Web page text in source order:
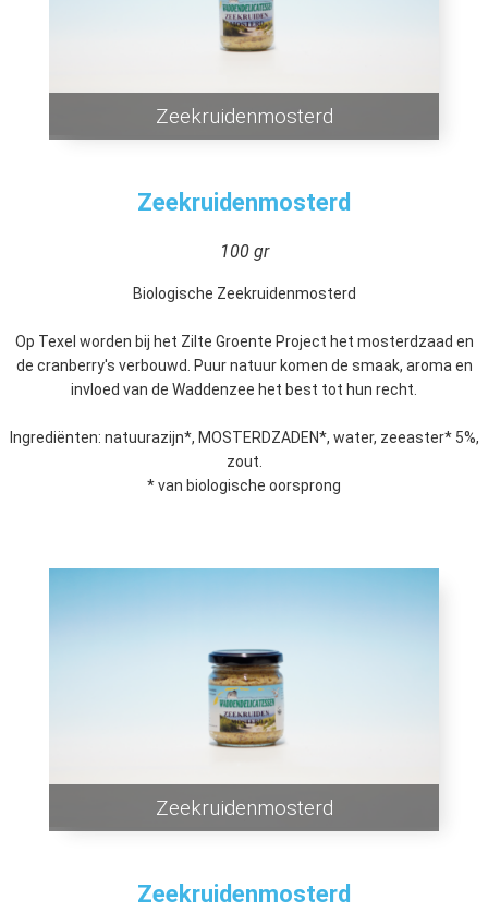
Zeekruidenmosterd
Zeekruidenmosterd
100 gr
Biologische Zeekruidenmosterd
Op Texel worden bij het Zilte Groente Project het mosterdzaad en
de cranberry's verbouwd. Puur natuur komen de smaak, aroma en
invloed van de Waddenzee het best tot hun recht.
Ingrediënten: natuurazijn*, MOSTERDZADEN*, water, zeeaster* 5%,
zout.
* van biologische oorsprong
Zeekruidenmosterd
Zeekruidenmosterd